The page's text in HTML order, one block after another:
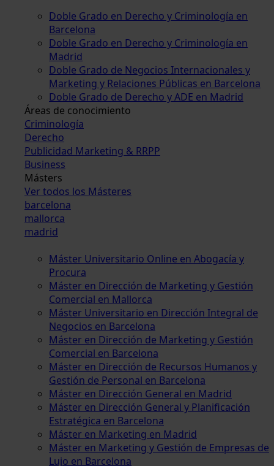
Doble Grado en Derecho y Criminología en
Barcelona
Doble Grado en Derecho y Criminología en
Madrid
Doble Grado de Negocios Internacionales y
Marketing y Relaciones Públicas en Barcelona
Doble Grado de Derecho y ADE en Madrid
Áreas de conocimiento
Criminología
Derecho
Publicidad Marketing & RRPP
Business
Másters
Ver todos los Másteres
barcelona
mallorca
madrid
Máster Universitario Online en Abogacía y
Procura
Máster en Dirección de Marketing y Gestión
Comercial en Mallorca
Máster Universitario en Dirección Integral de
Negocios en Barcelona
Máster en Dirección de Marketing y Gestión
Comercial en Barcelona
Máster en Dirección de Recursos Humanos y
Gestión de Personal en Barcelona
Máster en Dirección General en Madrid
Máster en Dirección General y Planificación
Estratégica en Barcelona
Máster en Marketing en Madrid
Máster en Marketing y Gestión de Empresas de
Lujo en Barcelona